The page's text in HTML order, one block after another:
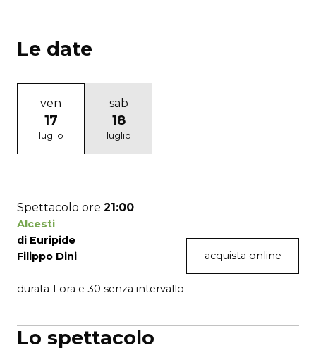
Lo spettacolo
Le date
ven
17
luglio
sab
18
luglio
Spettacolo ore 21:00
Alcesti
di Euripide
Filippo Dini
durata 1 ora e 30 senza intervallo
acquista online